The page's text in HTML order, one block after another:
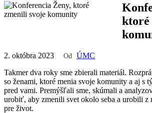
ktoré
2. októbra 2023 Od
ÚMC
Takmer dva roky sme zbierali materiál.
so ženami, ktoré menia svoje komunity a aj s
pred vami. Premýšľali sme, skúmali a
urobiť, aby zmenili svet okolo seba a urobili z
pre život.